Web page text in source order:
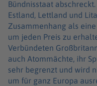
Bündnisstaat
Estland, Lettland und
Zusammenhang als
um jeden Preis zu
Verbündeten
auch Atommächte, ihr
sehr begrenzt und wird
um für ganz Europa